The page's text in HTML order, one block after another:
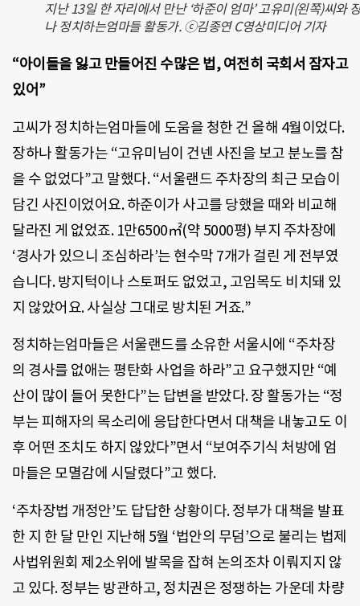
지난 13일 한 자리에서 만난 ‘하준이 엄마’ 고유미(왼쪽)씨와
나 정치하는엄마들 활동가. ⓒ김종연 C영상미디어 기자
“아이들을 잃고 만들어진 수많은 법, 여전히 국회서 잠자고
있어”
고씨가 정치하는엄마들에 도움을 청한 건 올해 4월이었다.
장하나 활동가는 “고유미님이 건넨 사진을 보고 분노를 참
을 수 없었다”고 말했다. “서울랜드 주차장의 최근 모습이
담긴 사진이었어요. 하준이가 사고를 당했을 때와 비교해
달라진 게 없었죠. 1만6500㎡(약 5000평) 부지 주차장에
‘경사가 있으니 조심하라’는 현수막 7개가 걸린 게 전부였
습니다. 방지턱이나 스토퍼도 없었고, 고임목도 비치돼 있
지 않았어요. 사실상 그대로 방치된 거죠.”
정치하는엄마들은 서울랜드를 소유한 서울시에 “주차장
의 경사를 없애는 평탄화 사업을 하라”고 요구했지만 “예
산이 많이 들어 못한다”는 답변을 받았다. 장 활동가는 “정
부는 피해자의 목소리에 응답한다면서 대책을 내놓고도 이
후 어떤 조치도 하지 않았다”면서 “보여주기식 처방에 엄
마들은 모멸감에 시달렸다”고 했다.
‘주차장법 개정안’도 답답한 상황이다. 정부가 대책을 발표
한 지 한 달 만인 지난해 5월 ‘법안의 무덤’으로 불리는 법제
사법위원회 제2소위에 발목을 잡혀 논의조차 이뤄지지 않
고 있다. 정부는 방관하고, 정치권은 정쟁하는 가운데 차량